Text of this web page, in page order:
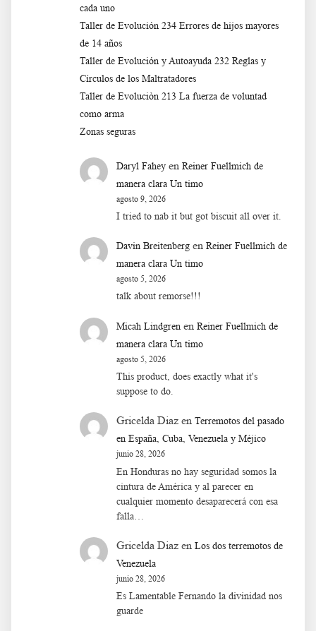
cada uno
Taller de Evolución 234 Errores de hijos mayores
de 14 años
Taller de Evolución y Autoayuda 232 Reglas y
Círculos de los Maltratadores
Taller de Evoluciòn 213 La fuerza de voluntad
como arma
Zonas seguras
Daryl Fahey en Reiner Fuellmich de
manera clara Un timo
agosto 9, 2026
I tried to nab it but got biscuit all over it.
Davin Breitenberg en Reiner Fuellmich de
manera clara Un timo
agosto 5, 2026
talk about remorse!!!
Micah Lindgren en Reiner Fuellmich de
manera clara Un timo
agosto 5, 2026
This product, does exactly what it's
suppose to do.
Gricelda Diaz en Terremotos del pasado
en España, Cuba, Venezuela y Méjico
junio 28, 2026
En Honduras no hay seguridad somos la
cintura de América y al parecer en
cualquier momento desaparecerá con esa
falla…
Gricelda Diaz en Los dos terremotos de
Venezuela
junio 28, 2026
Es Lamentable Fernando la divinidad nos
guarde